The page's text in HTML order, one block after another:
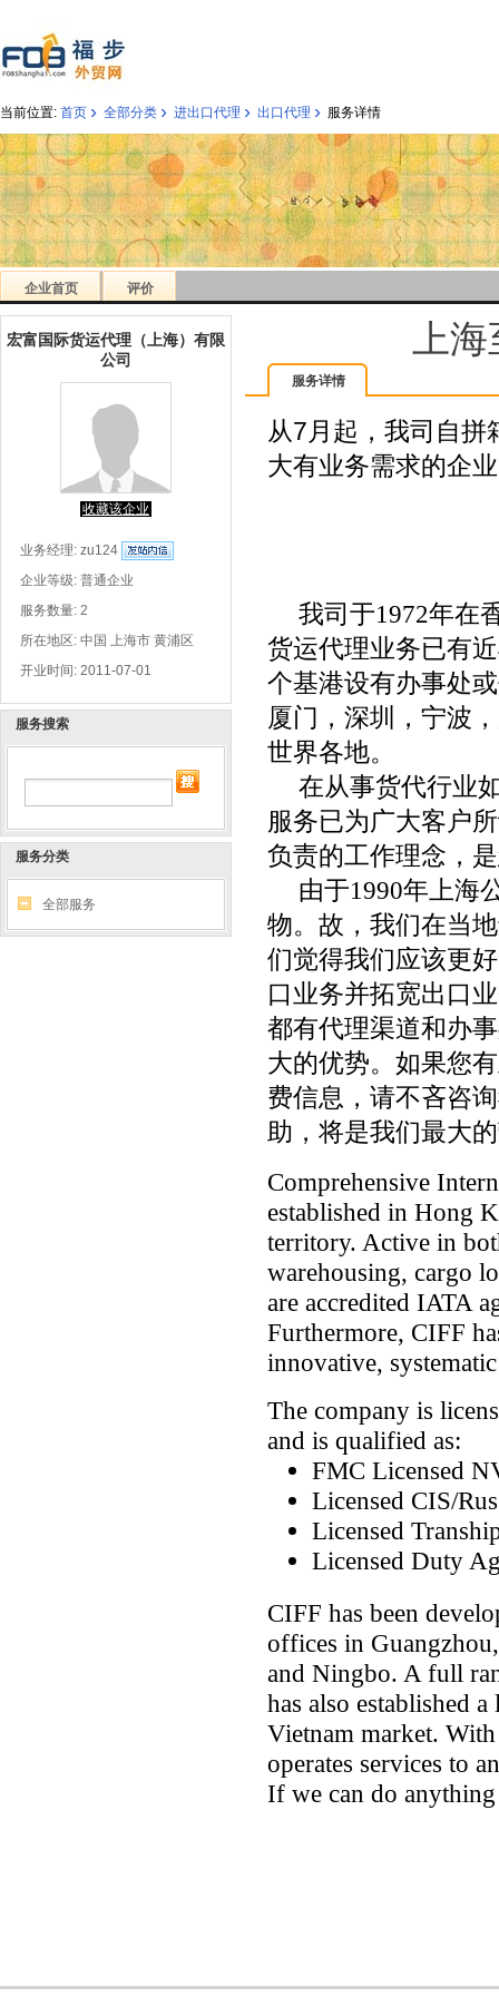
当前位置: 首页 › 全部分类 › 进出口代理 › 出口代理 › 服务详情
企业首页 评价
宏富国际货运代理（上海）有限
公司
收藏该企业
业务经理: zu124
企业等级: 普通企业
服务数量: 2
所在地区: 中国 上海市 黄浦区
开业时间: 2011-07-01
服务搜索
服务分类
全部服务
上
服务详情
从7月起，我司自
大有业务需求的企
我司于1972年在
货运代理业务已有近
个基港设有办事处
厦门，深圳，宁波
世界各地。
在从事货代行业
服务已为广大客户
负责的工作理念，
由于1990年上海
物。故，我们在当
们觉得我们应该更
口业务并拓宽出口
都有代理渠道和办
大的优势。如果您
费信息，请不吝咨
助，将是我们最大
Comprehensive
established in Hong
territory. Active in
warehousing, cargo
are accredited IATA
Furthermore, CIFF
innovative,
The company is
and is qualified as:
FMC Licensed
Licensed CIS/
Licensed
Licensed Duty
CIFF has been
offices in
and Ningbo. A full
has also established
Vietnam market.
operates services to
If we can do